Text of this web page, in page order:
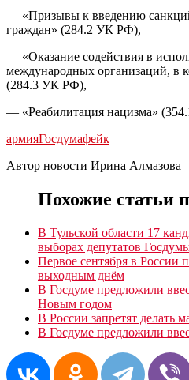
— «Призывы к введению
граждан» (284.2 УК РФ),
— «Оказание содействия в
международных организаций, в
(284.3 УК РФ),
— «Реабилитация нацизма»
армияГосдумафейк
Автор новости Ирина Алмазова
Похожие статьи
В Тульской области 17
выборах депутатов
Первое сентября в России
выходным днём
В Госдуме предложили
Новым годом
В России запретят делать
В Госдуме предложили